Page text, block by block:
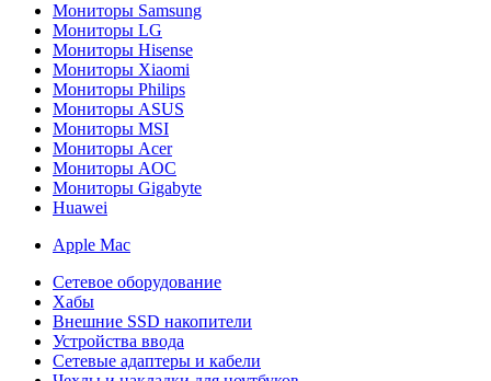
Мониторы Samsung
Мониторы LG
Мониторы Hisense
Мониторы Xiaomi
Мониторы Philips
Мониторы ASUS
Мониторы MSI
Мониторы Acer
Мониторы AOC
Мониторы Gigabyte
Huawei
Apple Mac
Сетевое оборудование
Хабы
Внешние SSD накопители
Устройства ввода
Сетевые адаптеры и кабели